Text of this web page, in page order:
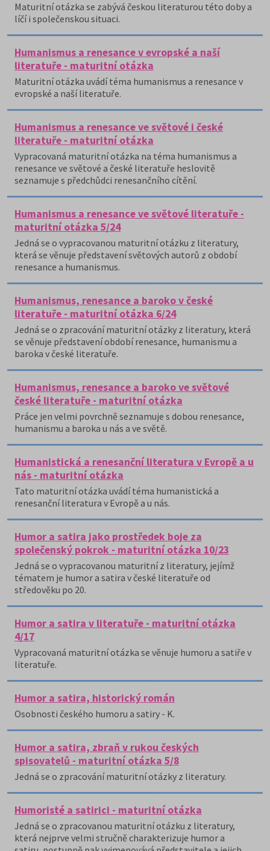
Maturitní otázka se zabývá českou literaturou této doby a
líčí i společenskou situaci.
Humanismus a renesance v evropské a naší
literatuře - maturitní otázka
Maturitní otázka uvádí téma humanismus a renesance v
evropské a naší literatuře.
Humanismus a renesance ve světové i české
literatuře - maturitní otázka
Vypracovaná maturitní otázka na téma humanismus a
renesance ve světové a české literatuře heslovitě
seznamuje s předchůdci renesančního cítění.
Humanismus a renesance ve světové literatuře -
maturitní otázka 5/24
Jedná se o vypracovanou maturitní otázku z literatury,
která se věnuje představení světových autorů z období
renesance a humanismus.
Humanismus, renesance a baroko v české
literatuře - maturitní otázka 6/24
Jedná se o zpracování maturitní otázky z literatury, která
se věnuje představení období renesance, humanismu a
baroka v české literatuře.
Humanismus, renesance a baroko ve světové
české literatuře - maturitní otázka
Práce jen velmi povrchně seznamuje s dobou renesance,
humanismu a baroka u nás a ve světě.
Humanistická a renesanční literatura v Evropě a u
nás - maturitní otázka
Tato maturitní otázka uvádí téma humanistická a
renesanční literatura v Evropě a u nás.
Humor a satira jako prostředek boje za
společenský pokrok - maturitní otázka 10/23
Jedná se o vypracovanou maturitní z literatury, jejímž
tématem je humor a satira v české literatuře od
středověku po 20.
Humor a satira v literatuře - maturitní otázka
4/17
Vypracovaná maturitní otázka se věnuje humoru a satiře v
literatuře.
Humor a satira, historický román
Osobnosti českého humoru a satiry - K.
Humor a satira, zbraň v rukou českých
spisovatelů - maturitní otázka 5/8
Jedná se o zpracování maturitní otázky z literatury.
Humoristé a satirici - maturitní otázka
Jedná se o zpracovanou maturitní otázku z literatury,
která nejprve velmi stručně charakterizuje humor a